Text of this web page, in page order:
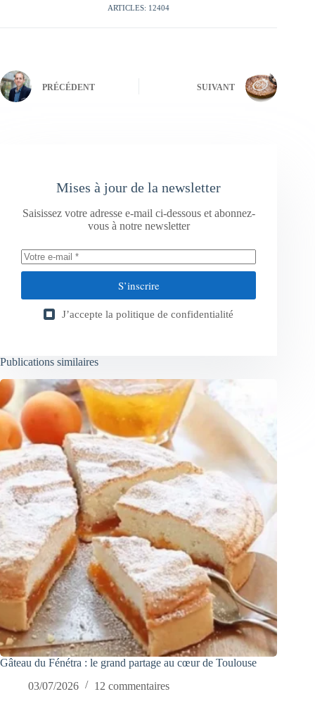
ARTICLES: 12404
PRÉCÉDENT SUIVANT
Mises à jour de la newsletter
Saisissez votre adresse e-mail ci-dessous et abonnez-
vous à notre newsletter
S’inscrire
J’accepte la politique de confidentialité
Publications similaires
Gâteau du Fénétra : le grand partage au cœur de Toulouse
03/07/2026
12 commentaires